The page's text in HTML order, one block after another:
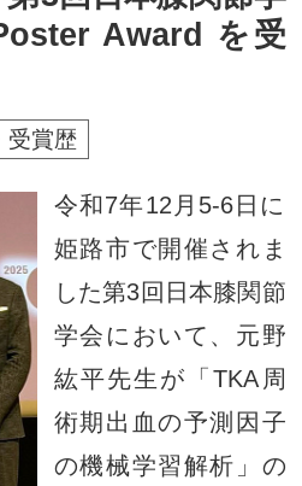
Award を受
受賞歴
令和7年12月5-6日に
姫路市で開催されま
した第3回日本膝関節
学会において、元野
紘平先生が「TKA周
術期出血の予測因子
の機械学習解析」の